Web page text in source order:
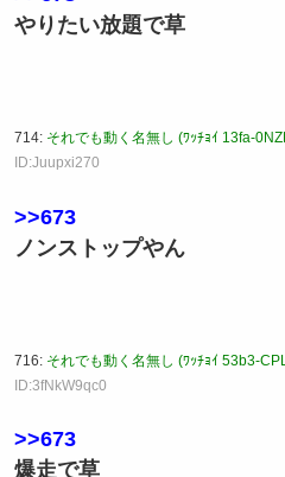
やりたい放題で草
714: それでも動く名無し (ﾜｯﾁｮｲ 13fa-
ID:Juupxi270
>>673
ノンストップやん
716: それでも動く名無し (ﾜｯﾁｮｲ 53b3-
ID:3fNkW9qc0
>>673
爆走で草